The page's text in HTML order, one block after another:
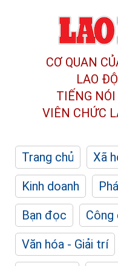
CƠ QUAN
LAO
TIẾNG
VIÊN CHỨC
Trang chủ Xã
Kinh doanh
Bạn đọc
Công
Văn hóa - Giải trí